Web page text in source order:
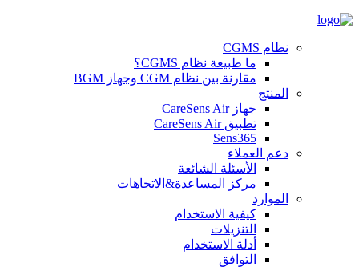
نظام CGMS
ما طبيعة نظام CGMS؟
مقارنة بين نظام CGM وجهاز BGM
المنتج
جهاز CareSens Air
تطبيق CareSens Air
Sens365
دعم العملاء
الأسئلة الشائعة
مركز المساعدة&الاتجاهات
الموارد
كيفية الاستخدام
التنزيلات
أدلة الاستخدام
التوافق